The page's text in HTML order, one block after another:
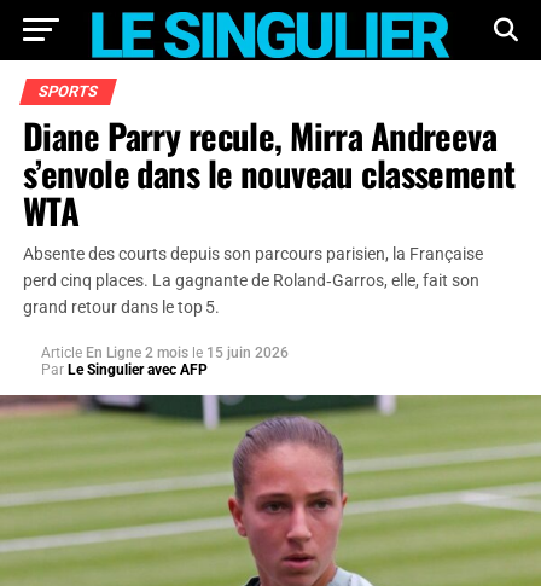
SPORTS
Diane Parry recule, Mirra Andreeva
s’envole dans le nouveau classement
WTA
Absente des courts depuis son parcours parisien, la Française
perd cinq places. La gagnante de Roland‑Garros, elle, fait son
grand retour dans le top 5.
Article En Ligne 2 mois le 15 juin 2026
Par Le Singulier avec AFP